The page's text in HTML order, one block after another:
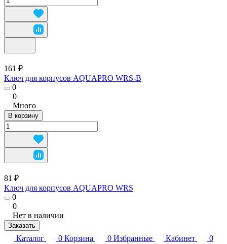
161 ₽
Ключ для корпусов AQUAPRO WRS-B
0
0
Много
В корзину
81 ₽
Ключ для корпусов AQUAPRO WRS
0
0
Нет в наличии
Заказать
Каталог 0 Корзина 0 Избранные Кабинет
0